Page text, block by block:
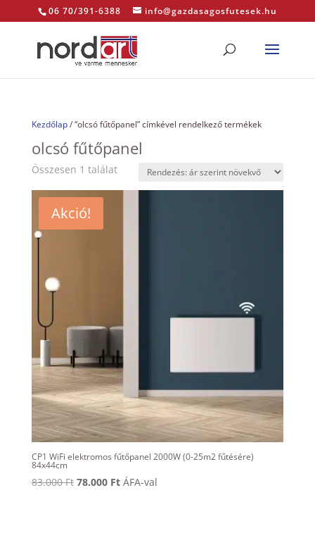
06 70/391-6388 info@gazdasagosfutesek.hu
Kezdőlap/ “olcsó fűtőpanel” címkével rendelkező termékek
olcsó fűtőpanel
Összesen 1 találat
Akció!
CP1 WiFi elektromos fűtőpanel 2000W (0-25m2 fűtésére)
84x44cm
83.000Ft Original
78.000 FtCurrent
ÁFA-val